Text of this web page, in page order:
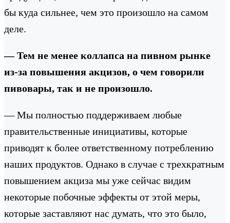
бы куда сильнее, чем это произошло на самом
деле.
— Тем не менее коллапса на пивном рынке
из-за повышения акцизов, о чем говорили
пивовары, так и не произошло.
— Мы полностью поддерживаем любые
правительственные инициативы, которые
приводят к более ответственному потреблению
наших продуктов. Однако в случае с трехкратным
повышением акциза мы уже сейчас видим
некоторые побочные эффекты от этой меры,
которые заставляют нас думать, что это было,